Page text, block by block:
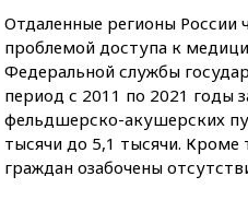
Отдаленные регионы России
проблемой доступа к
Федеральной службы
период с 2011 по 2021 годы
фельдшерско-акушерских
тысячи до 5,1 тысячи. Кроме
граждан озабочены